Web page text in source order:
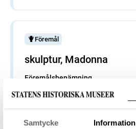
Samtycke Information
Föremål
skulptur, Madonna
Föremålsbenämning